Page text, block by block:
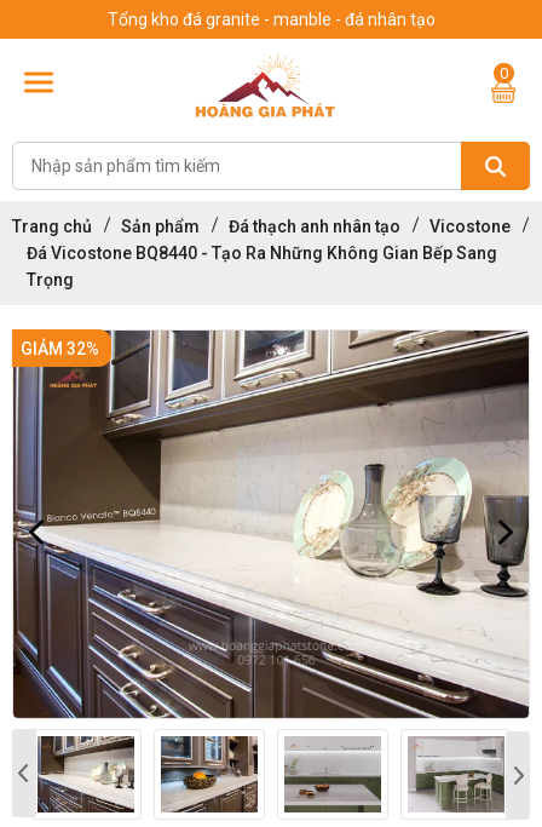
Tổng kho đá granite - manble - đá nhân tạo
0
Trang chủ Sản phẩm Đá thạch anh nhân tạo
Vicostone
Đá Vicostone BQ8440 - Tạo Ra Những Không Gian Bếp Sang
Trọng
GIẢM 32%